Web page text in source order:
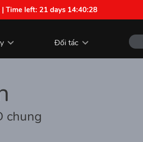
Time left: 21 days 14:40:27
Đối tác
chung